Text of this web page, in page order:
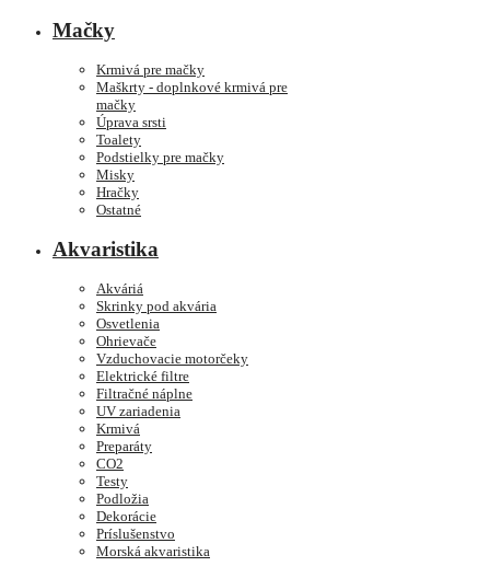
Mačky
Krmivá pre mačky
Maškrty - doplnkové krmivá pre
mačky
Úprava srsti
Toalety
Podstielky pre mačky
Misky
Hračky
Ostatné
Akvaristika
Akváriá
Skrinky pod akvária
Osvetlenia
Ohrievače
Vzduchovacie motorčeky
Elektrické filtre
Filtračné náplne
UV zariadenia
Krmivá
Preparáty
CO2
Testy
Podložia
Dekorácie
Príslušenstvo
Morská akvaristika